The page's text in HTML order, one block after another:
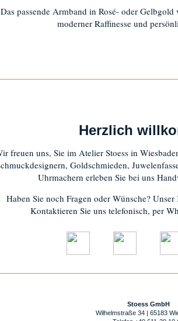
Das passende Armband in Rosé- oder
moderner Raffinesse und
Herzlich
freuen uns, Sie im Atelier Stoess in
Goldschmieden,
Uhrmachern erleben Sie bei uns
Haben Sie noch Fragen oder Wünsche?
Kontaktieren Sie uns telefonisch, per
Stoess GmbH
Wilhelmstraße 34 | 65183